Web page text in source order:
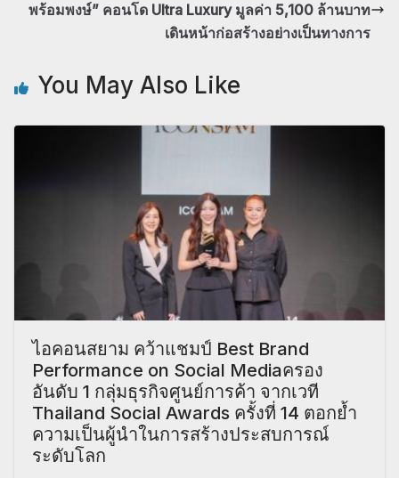
พร้อมพงษ์” คอนโด Ultra Luxury มูลค่า 5,100 ล้านบาท
เดินหน้าก่อสร้างอย่างเป็นทางการ
You May Also Like
ไอคอนสยาม คว้าแชมป์ Best Brand
Performance on Social Mediaครอง
อันดับ 1 กลุ่มธุรกิจศูนย์การค้า จากเวที
Thailand Social Awards ครั้งที่ 14 ตอกย้ำ
ความเป็นผู้นำในการสร้างประสบการณ์
ระดับโลก